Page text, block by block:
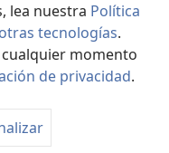
lea nuestra Política
tecnologías.
momento
de privacidad.
Society of Pennsylvania.
DE PRIVACIDAD|